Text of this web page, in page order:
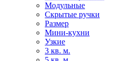
Модульные
Скрытые ручки
Размер
Мини-кухни
Узкие
3 кв. м.